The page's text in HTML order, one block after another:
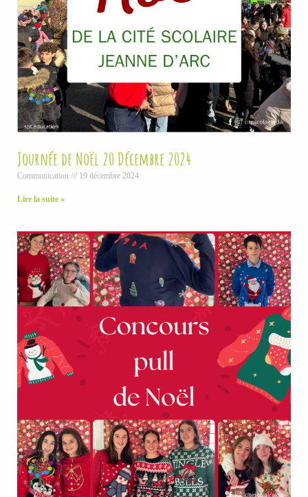
Journée de Noël 20 Décembre 2024
Communication 19 décembre 2024
Lire la suite »